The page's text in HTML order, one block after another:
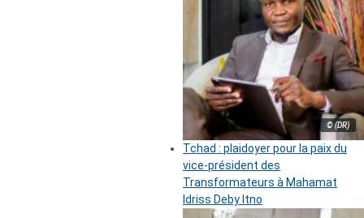
© (DR)
Tchad : plaidoyer pour la paix du
vice-président des
Transformateurs à Mahamat
Idriss Deby Itno